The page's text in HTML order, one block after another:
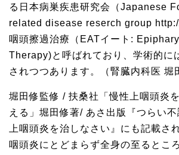
る日本病巣疾患研究会（Japanese
related disease reserch group
咽頭擦過治療（EATイート:
Therapy)と呼ばれており、学術的に
されつつあります。（腎臓内科医 堀
堀田修監修 / 扶桑社「慢性上咽頭炎
える」堀田修著/ あさ出版『つらい
上咽頭炎を治しなさい』にも記載さ
咽頭炎にとどまらず全身の至るとこ